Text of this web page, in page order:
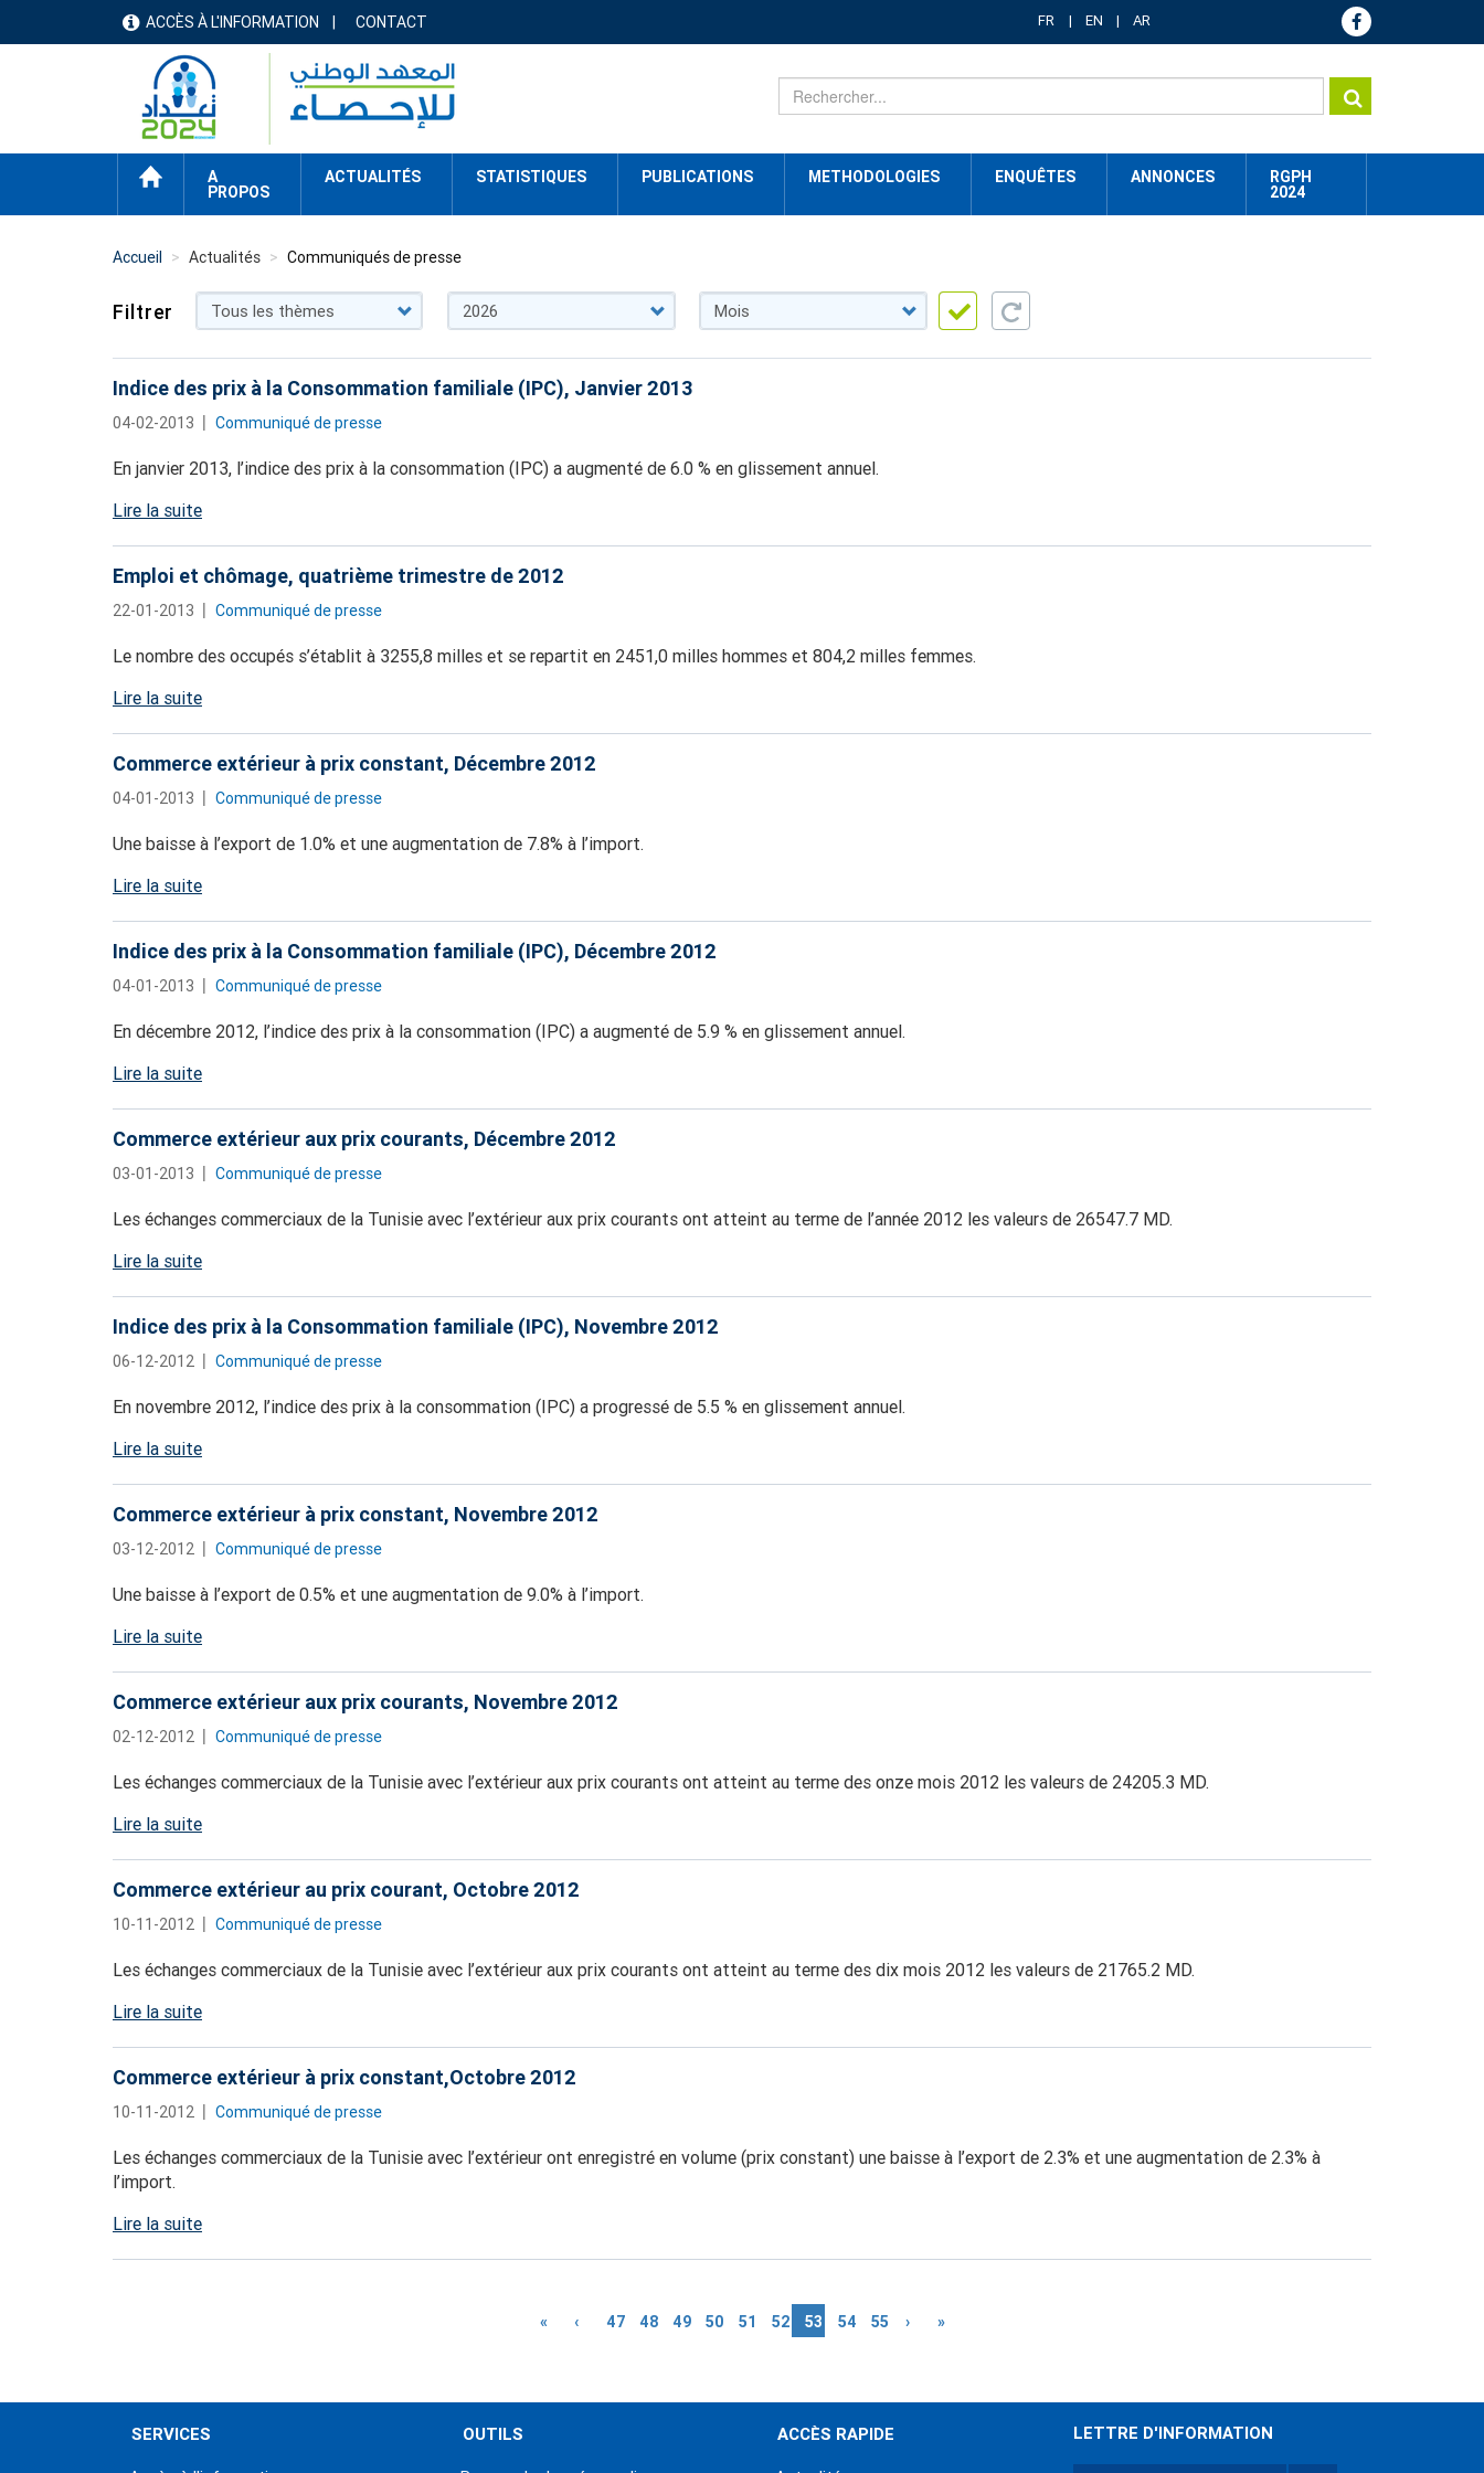
menu
header
ACCÈS À L'INFORMATION CONTACT FR EN AR
ACCUEIL
A
PROPOS
ACTUALITÉS STATISTIQUES PUBLICATIONS METHODOLOGIES ENQUÊTES ANNONCES
RGPH
2024
Accueil Actualités Communiqués de presse
Filtrer
Indice des prix à la Consommation familiale (IPC), Janvier 2013
04-02-2013 Communiqué de presse
En janvier 2013, l’indice des prix à la consommation (IPC) a augmenté de 6.0 % en glissement annuel.
Lire la suite
Emploi et chômage, quatrième trimestre de 2012
22-01-2013 Communiqué de presse
Le nombre des occupés s’établit à 3255,8 milles et se repartit en 2451,0 milles hommes et 804,2 milles femmes.
Lire la suite
Commerce extérieur à prix constant, Décembre 2012
04-01-2013 Communiqué de presse
Une baisse à l’export de 1.0% et une augmentation de 7.8% à l’import.
Lire la suite
Indice des prix à la Consommation familiale (IPC), Décembre 2012
04-01-2013 Communiqué de presse
En décembre 2012, l’indice des prix à la consommation (IPC) a augmenté de 5.9 % en glissement annuel.
Lire la suite
Commerce extérieur aux prix courants, Décembre 2012
03-01-2013 Communiqué de presse
Les échanges commerciaux de la Tunisie avec l’extérieur aux prix courants ont atteint au terme de l’année 2012 les valeurs de 26547.7 MD.
Lire la suite
Indice des prix à la Consommation familiale (IPC), Novembre 2012
06-12-2012 Communiqué de presse
En novembre 2012, l’indice des prix à la consommation (IPC) a progressé de 5.5 % en glissement annuel.
Lire la suite
Commerce extérieur à prix constant, Novembre 2012
03-12-2012 Communiqué de presse
Une baisse à l’export de 0.5% et une augmentation de 9.0% à l’import.
Lire la suite
Commerce extérieur aux prix courants, Novembre 2012
02-12-2012 Communiqué de presse
Les échanges commerciaux de la Tunisie avec l’extérieur aux prix courants ont atteint au terme des onze mois 2012 les valeurs de 24205.3 MD.
Lire la suite
Commerce extérieur au prix courant, Octobre 2012
10-11-2012 Communiqué de presse
Les échanges commerciaux de la Tunisie avec l’extérieur aux prix courants ont atteint au terme des dix mois 2012 les valeurs de 21765.2 MD.
Lire la suite
Commerce extérieur à prix constant,Octobre 2012
10-11-2012 Communiqué de presse
Les échanges commerciaux de la Tunisie avec l’extérieur ont enregistré en volume (prix constant) une baisse à l’export de 2.3% et une augmentation de 2.3% à
l’import.
Lire la suite
Première
«
Page
‹ Page
47 Page
48 Page
49 Page
50 Page
51 Page
52
Page
53 Page
54 Page
55
Page
›
Dernière
»
SERVICES OUTILS ACCÈS RAPIDE LETTRE D'INFORMATION